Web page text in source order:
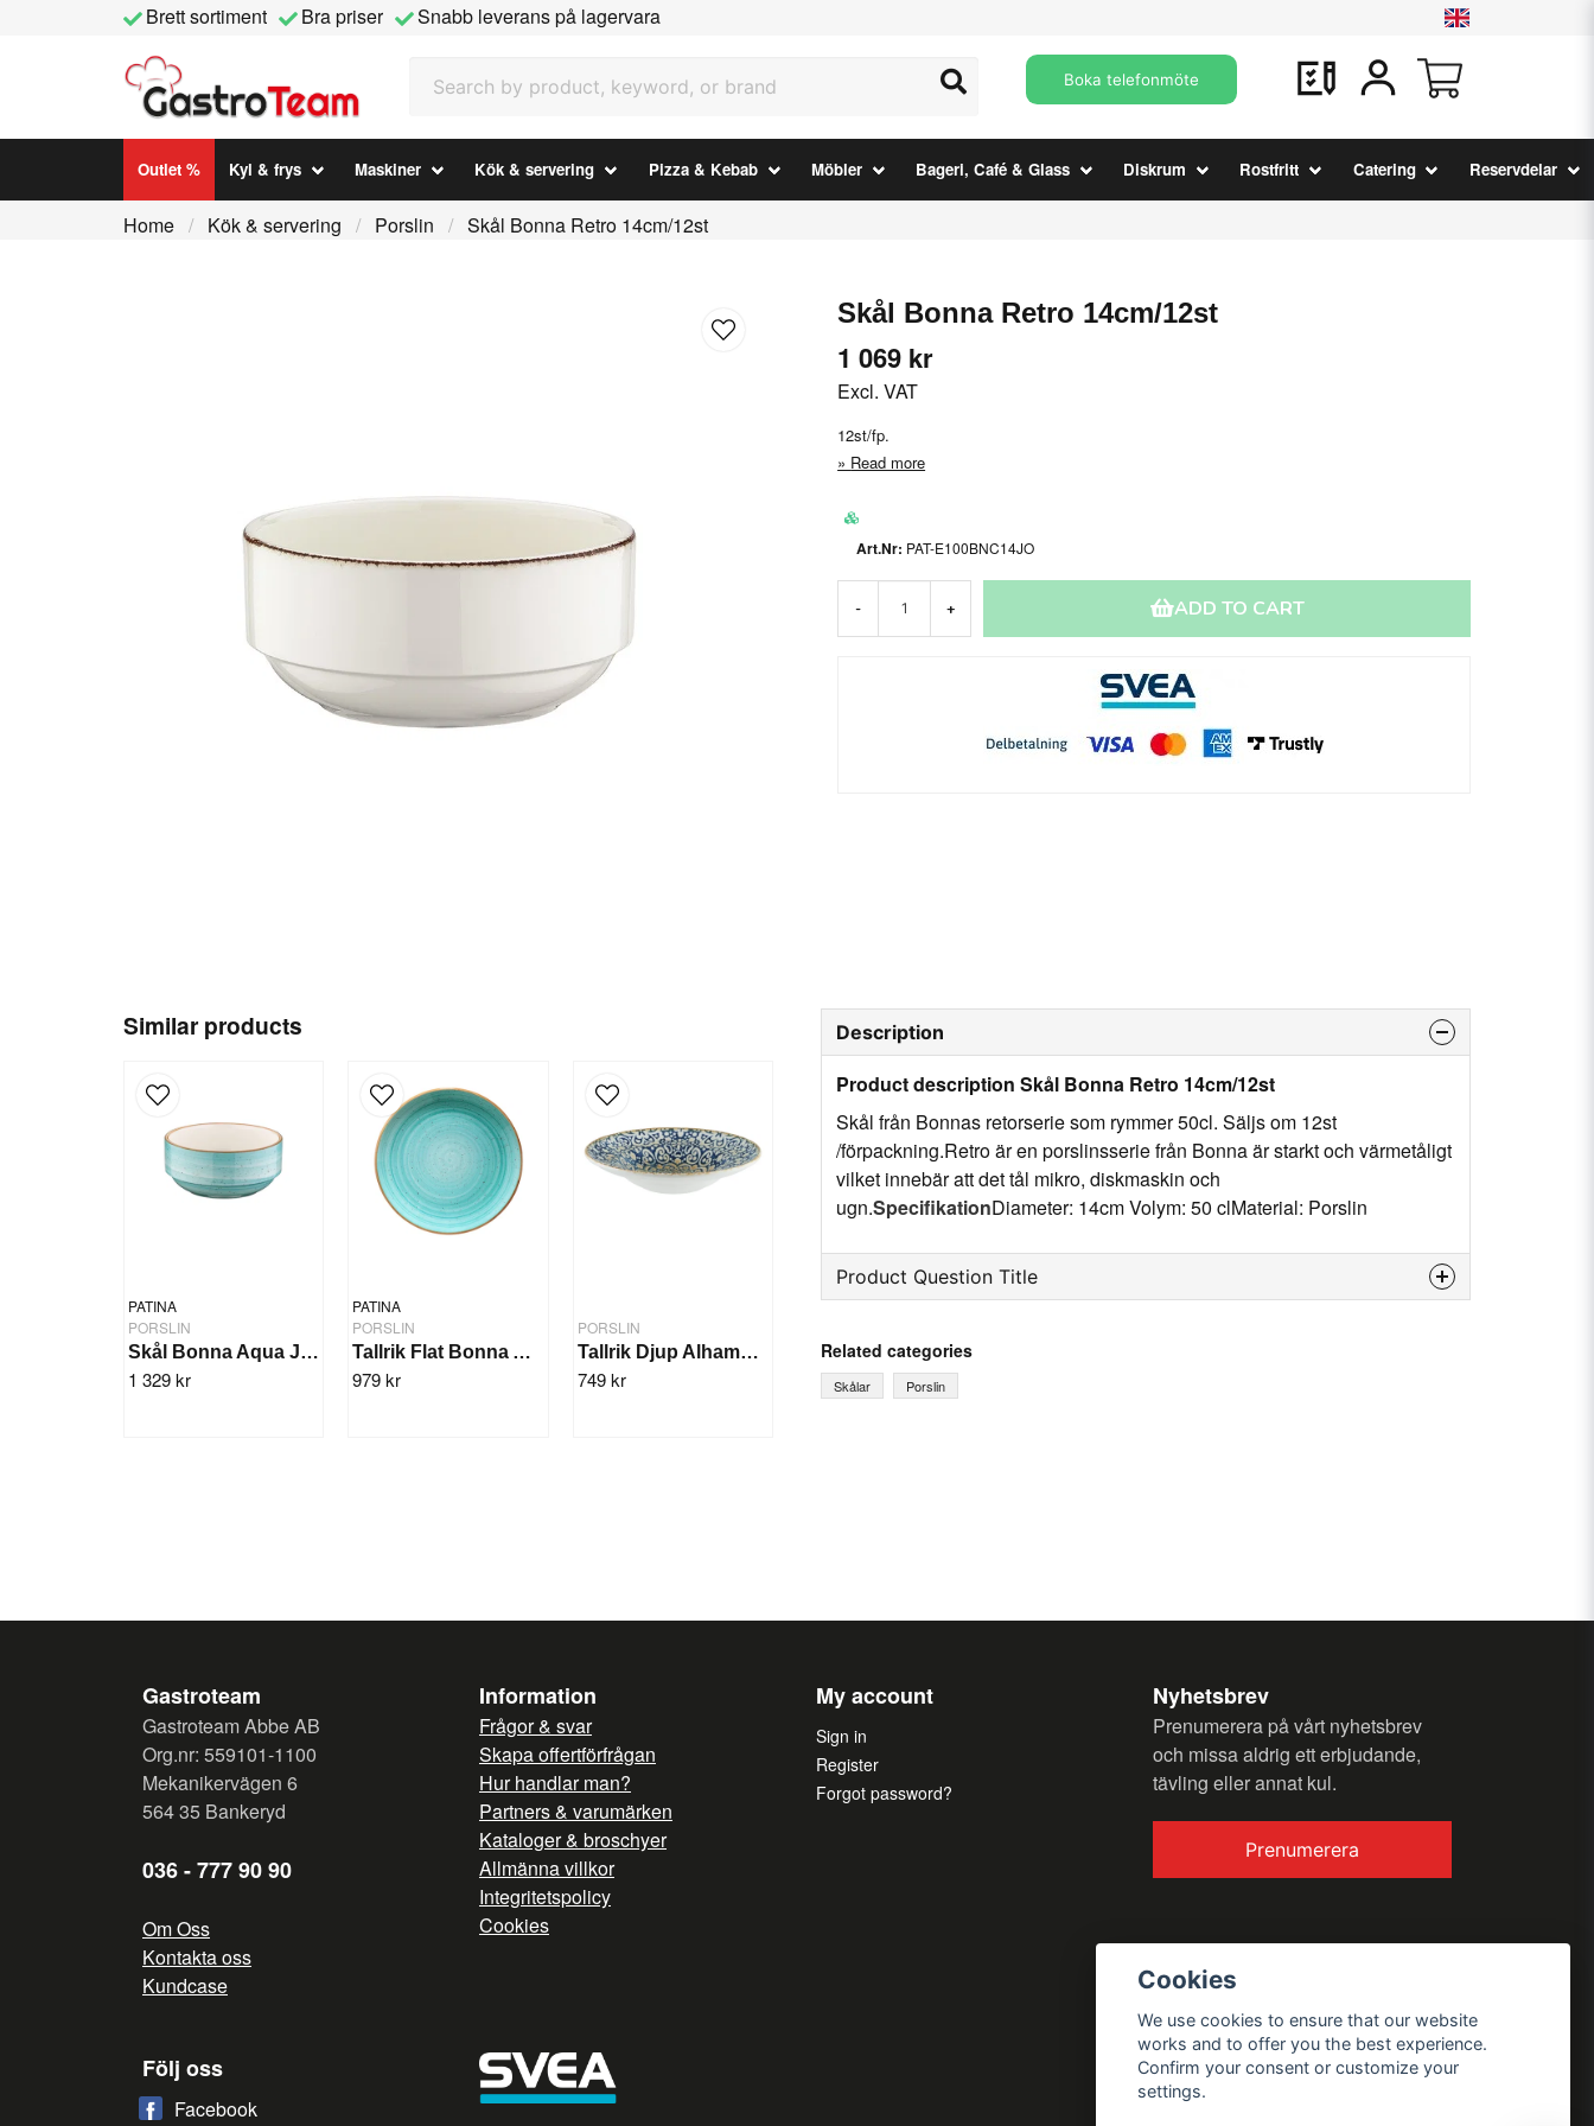
Brett sortiment Bra priser
Snabb leverans på lagervara
Boka telefonmöte
Outlet % Kyl & frys Maskiner Kök & servering Pizza & Kebab Möbler Bageri, Café & Glass Diskrum Rostfritt Catering Reservdelar
Home Kök & servering Porslin Skål Bonna Retro 14cm/12st
Skål Bonna Retro 14cm/12st
1 069 kr
Excl. VAT
12st/fp.
Read more
PAT-E100BNC14JO
- + ADD TO CART
Similar products
PATINA
PORSLIN
Skål Bonna Aqua Joker 14cm/12st
1 329 kr
PATINA
PORSLIN
Tallrik Flat Bonna Aqua 30cm/6st
979 kr
PORSLIN
Tallrik Djup Alhambra 27cm/6st
749 kr
Description
Product description Skål Bonna Retro 14cm/12st
Skål från Bonnas retorserie som rymmer 50cl. Säljs om 12st
/förpackning.Retro är en porslinsserie från Bonna är starkt och värmetåligt
vilket innebär att det tål mikro, diskmaskin och
ugn.SpecifikationDiameter: 14cm Volym: 50 clMaterial: Porslin
Product Question Title
Ask us something about this product...
Send question
Related categories
Skålar Porslin
Gastroteam
Gastroteam Abbe AB
Org.nr: 559101-1100
Mekanikervägen 6
564 35 Bankeryd
036 - 777 90 90
Om Oss
Kontakta oss
Kundcase
Information
Frågor & svar
Skapa offertförfrågan
Hur handlar man?
Partners & varumärken
Kataloger & broschyer
Allmänna villkor
Integritetspolicy
Cookies
My account
Sign in
Register
Forgot password?
Nyhetsbrev
Prenumerera på vårt nyhetsbrev
och missa aldrig ett erbjudande,
tävling eller annat kul.
Prenumerera
Följ oss
Facebook
Cookies
We use cookies to ensure that our website
works and to offer you the best experience.
Confirm your consent or customize your
settings.